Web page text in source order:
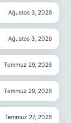
Ağustos 3, 2026
Ağustos 3, 2026
Temmuz 29, 2026
Temmuz 29, 2026
Temmuz 27, 2026